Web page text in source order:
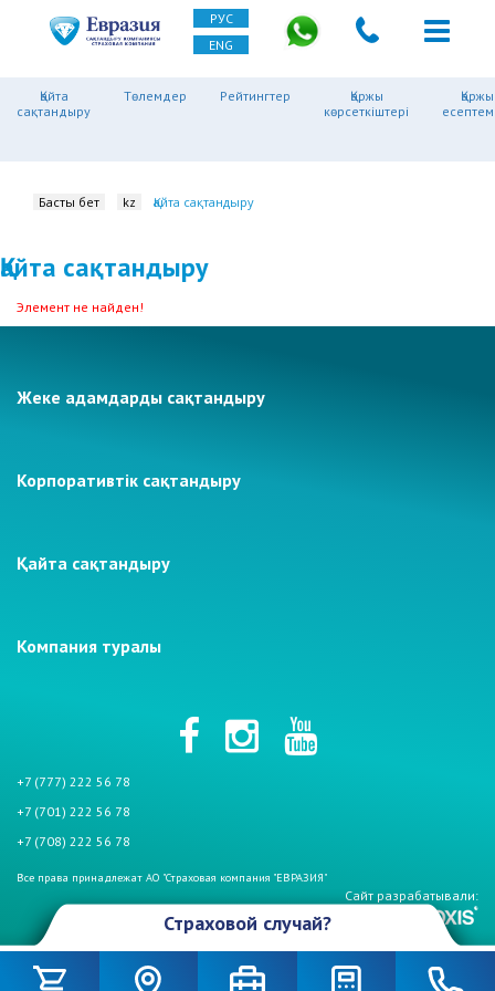
РУС
ENG
Қайта
сақтандыру
Төлемдер Рейтингтер
Қаржы
көрсеткіштері
Қаржы
Басты бет kz Қайта сақтандыру
Қайта сақтандыру
Элемент не найден!
Жеке адамдарды сақтандыру
Корпоративтік сақтандыру
Қайта сақтандыру
Компания туралы
+7 (777) 222 56 78
+7 (701) 222 56 78
+7 (708) 222 56 78
Все права принадлежат АО "Страховая компания "ЕВРАЗИЯ"
Сайт разрабатывали:
Страховой случай?
беспокойтесь, если у Вас страховой полис АО «СК «Евразия». Мы